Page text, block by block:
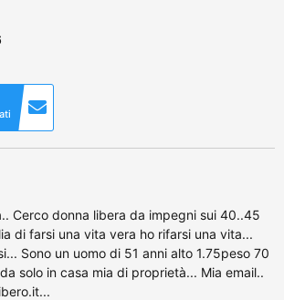
Cerco donna libera da impegni sui 40..45
di farsi una vita vera ho rifarsi una vita...
Sono un uomo di 51 anni alto 1.75peso 70
solo in casa mia di proprietà... Mia email..